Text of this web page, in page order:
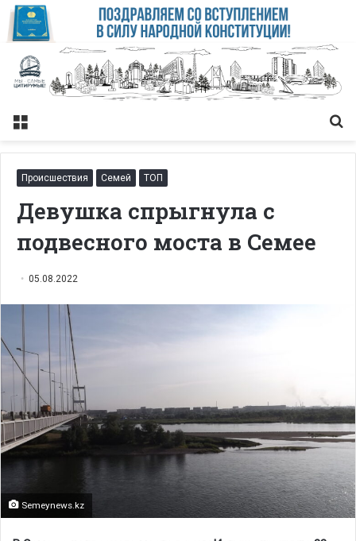
Меню
Происшествия Семей ТОП
Девушка спрыгнула с
подвесного моста в Семее
05.08.2022
Semeynews.kz